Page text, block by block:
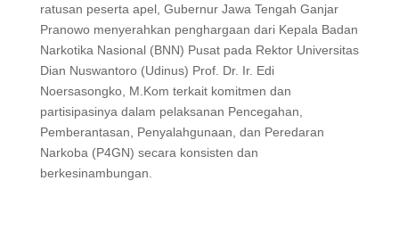
ratusan peserta apel, Gubernur Jawa Tengah Ganjar
Pranowo menyerahkan penghargaan dari Kepala Badan
Narkotika Nasional (BNN) Pusat pada Rektor Universitas
Dian Nuswantoro (Udinus) Prof. Dr. Ir. Edi
Noersasongko, M.Kom terkait komitmen dan
partisipasinya dalam pelaksanan Pencegahan,
Pemberantasan, Penyalahgunaan, dan Peredaran
Narkoba (P4GN) secara konsisten dan
berkesinambungan.